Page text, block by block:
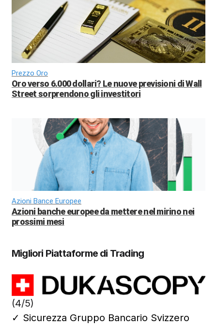
Prezzo Oro
Oro verso 6.000 dollari? Le nuove previsioni di Wall
Street sorprendono gli investitori
Azioni Bance Europee
Azioni banche europee da mettere nel mirino nei
prossimi mesi
Migliori Piattaforme di Trading
(4/5)
✓ Sicurezza Gruppo Bancario Svizzero